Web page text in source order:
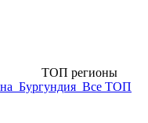
ТОП регионы
Бургундия Все ТОП